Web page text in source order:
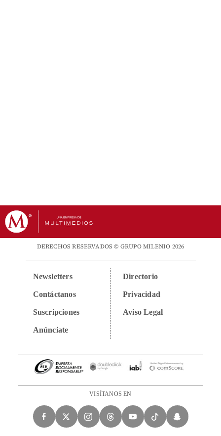
DERECHOS RESERVADOS © GRUPO MILENIO 2026
Newsletters
Contáctanos
Suscripciones
Anúnciate
Directorio
Privacidad
Aviso Legal
VISÍTANOS EN